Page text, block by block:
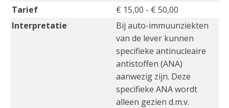
Tarief
€ 15,00 - € 50,00
Interpretatie
Bij auto-immuunziekten
van de lever kunnen
specifieke antinucleaire
antistoffen (ANA)
aanwezig zijn. Deze
specifieke ANA wordt
alleen gezien d.m.v.